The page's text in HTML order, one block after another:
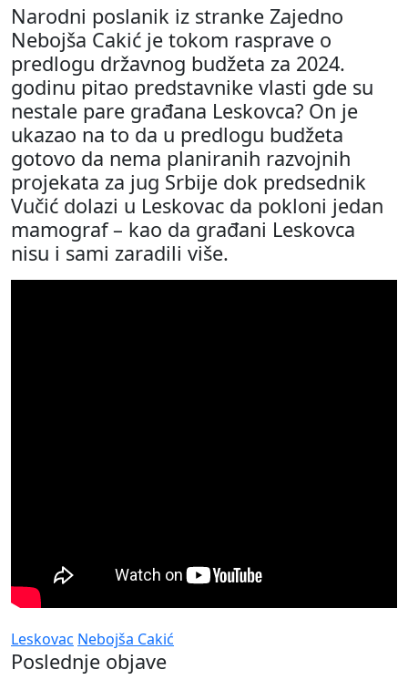
Narodni poslanik iz stranke Zajedno
Nebojša Cakić je tokom rasprave o
predlogu državnog budžeta za 2024.
godinu pitao predstavnike vlasti gde su
nestale pare građana Leskovca? On je
ukazao na to da u predlogu budžeta
gotovo da nema planiranih razvojnih
projekata za jug Srbije dok predsednik
Vučić dolazi u Leskovac da pokloni jedan
mamograf – kao da građani Leskovca
nisu i sami zaradili više.
Leskovac Nebojša Cakić
Poslednje objave